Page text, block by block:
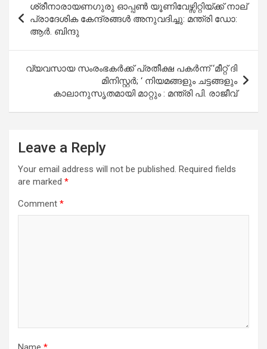
navigation
ശ്രീനാരായണഗുരു ഓപ്പൺ യൂണിവേഴ്സിറ്റിയ്ക്ക് നാല്
പ്രാദേശിക കേന്ദ്രങ്ങൾ അനുവദിച്ചു: മന്ത്രി ഡോ:
ആർ. ബിന്ദു
വ്യവസായ സംരംഭകര്‍ക്ക് പ്രതീക്ഷ പകര്‍ന്ന് ‘മീറ്റ് ദി
മിനിസ്റ്റര്‍; ‘ നിയമങ്ങളും ചട്ടങ്ങളും
കാലാനുസൃതമായി മാറ്റും : മന്ത്രി പി. രാജീവ്
Leave a Reply
Your email address will not be published. Required fields
are marked *
Comment *